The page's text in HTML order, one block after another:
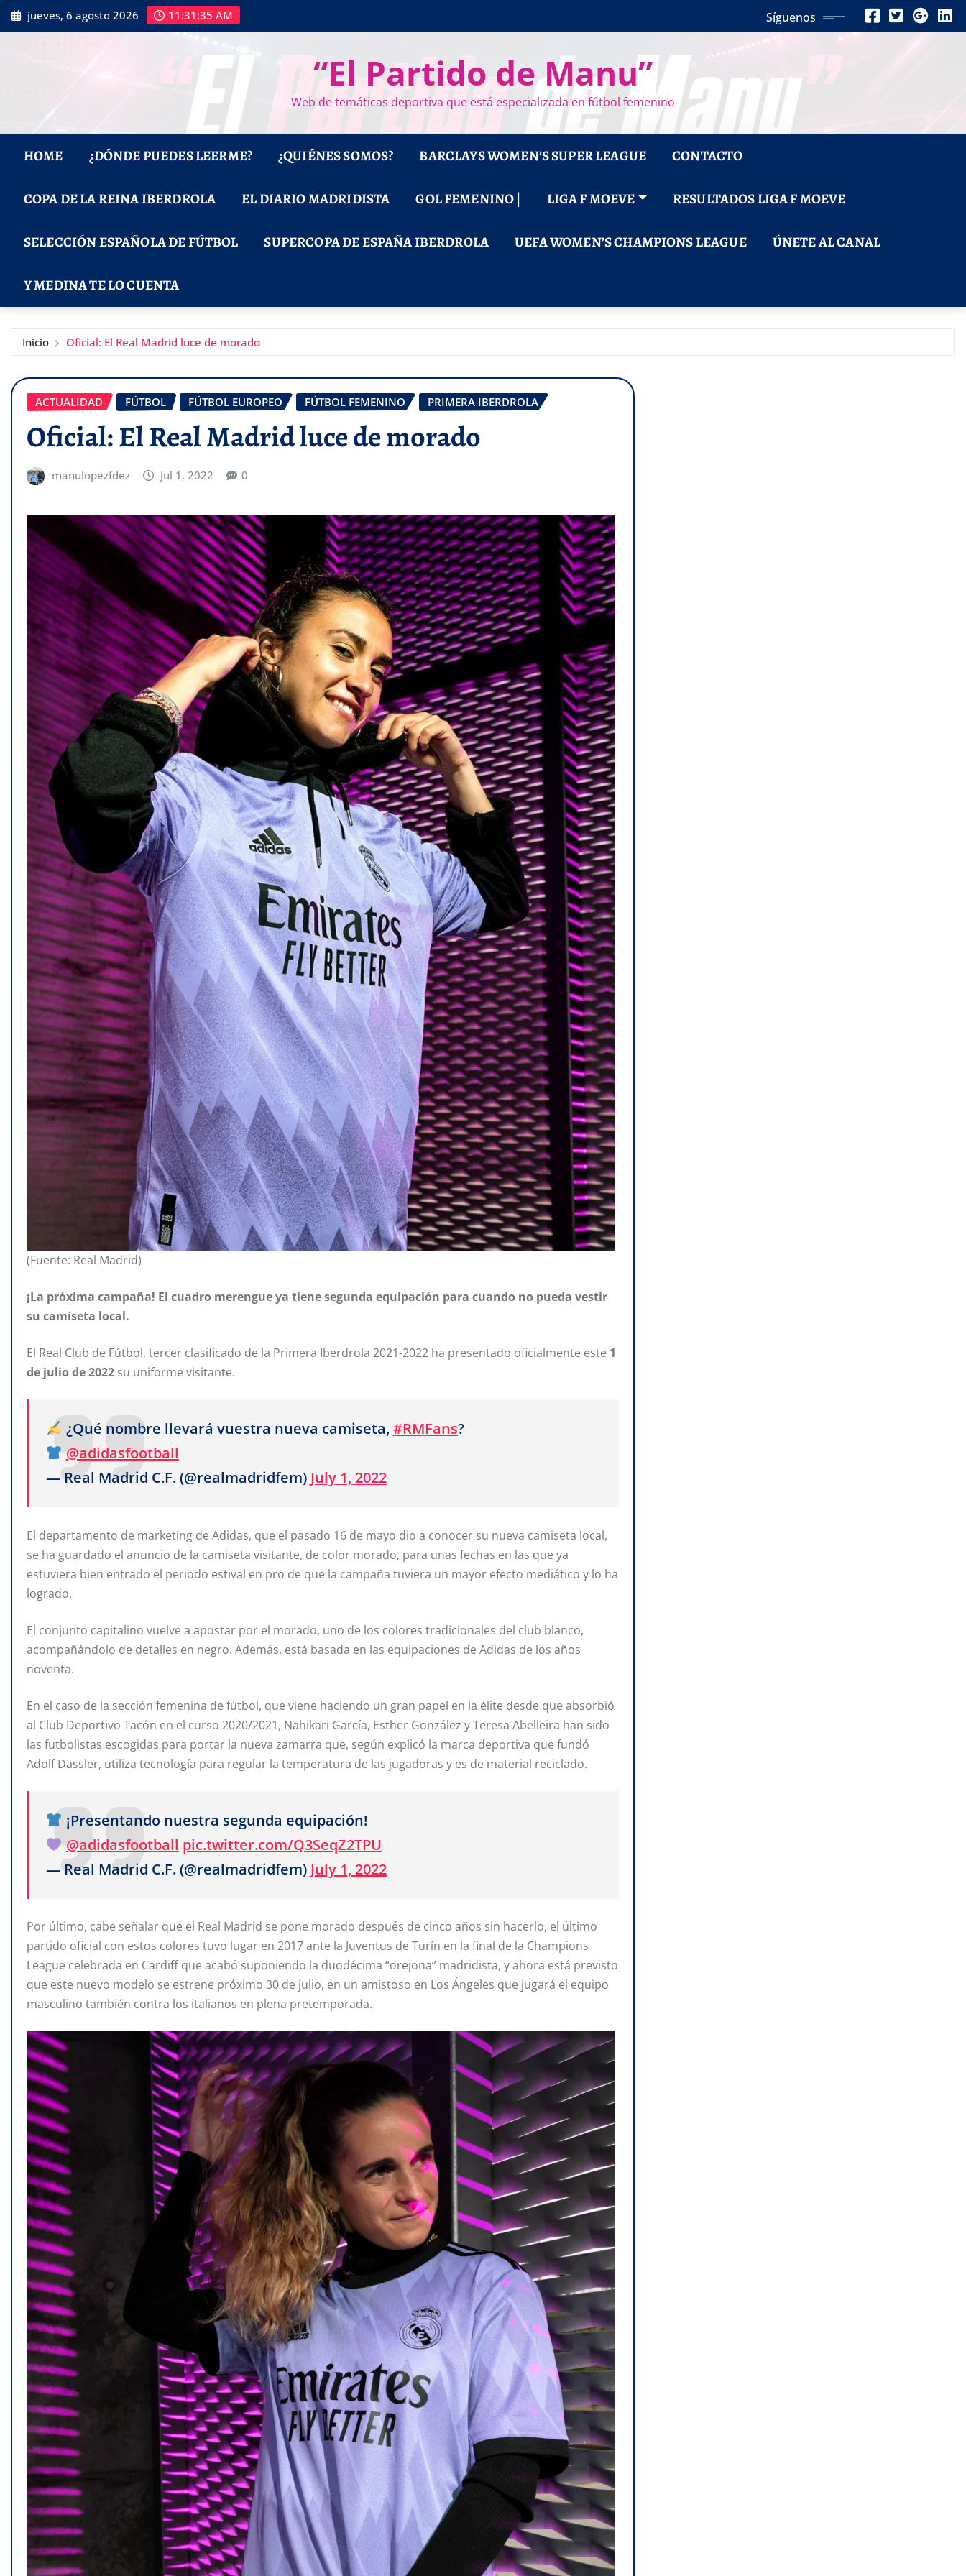
Saltar
al
jueves, 6 agosto 2026 11:31:37 AM Síguenos
“El Partido de Manu”
Web de temáticas deportiva que está especializada en fútbol femenino
HOME ¿DÓNDE PUEDES LEERME? ¿QUIÉNES SOMOS? BARCLAYS WOMEN’S SUPER LEAGUE CONTACTO
COPA DE LA REINA IBERDROLA EL DIARIO MADRIDISTA GOL FEMENINO | LIGA F MOEVE RESULTADOS LIGA F MOEVE
SELECCIÓN ESPAÑOLA DE FÚTBOL SUPERCOPA DE ESPAÑA IBERDROLA UEFA WOMEN’S CHAMPIONS LEAGUE ÚNETE AL CANAL
Y MEDINA TE LO CUENTA
Inicio Oficial: El Real Madrid luce de morado
ACTUALIDAD FÚTBOL FÚTBOL EUROPEO FÚTBOL FEMENINO PRIMERA IBERDROLA
Oficial: El Real Madrid luce de morado
manulopezfdez Jul 1, 2022 0
(Fuente: Real Madrid)
¡La próxima campaña! El cuadro merengue ya tiene segunda equipación para cuando no pueda vestir
su camiseta local.
El Real Club de Fútbol, tercer clasificado de la Primera Iberdrola 2021-2022 ha presentado oficialmente este 1
de julio de2022 su uniforme visitante.
¿Qué nombre llevará vuestra nueva camiseta, #RMFans?
@adidasfootball
— Real Madrid C.F. (@realmadridfem) July 1, 2022
El departamento de marketing de Adidas, que el pasado 16 de mayo dio a conocer su nueva camiseta local,
se ha guardado el anuncio de la camiseta visitante, de color morado, para unas fechas en las que ya
estuviera bien entrado el periodo estival en pro de que la campaña tuviera un mayor efecto mediático y lo ha
logrado.
El conjunto capitalino vuelve a apostar por el morado, uno de los colores tradicionales del club blanco,
acompañándolo de detalles en negro. Además, está basada en las equipaciones de Adidas de los años
noventa.
En el caso de la sección femenina de fútbol, que viene haciendo un gran papel en la élite desde que absorbió
al Club Deportivo Tacón en el curso 2020/2021, Nahikari García, Esther González y Teresa Abelleira han sido
las futbolistas escogidas para portar la nueva zamarra que, según explicó la marca deportiva que fundó
Adolf Dassler, utiliza tecnología para regular la temperatura de las jugadoras y es de material reciclado.
¡Presentando nuestra segunda equipación!
@adidasfootball pic.twitter.com/Q3SeqZ2TPU
— Real Madrid C.F. (@realmadridfem) July 1, 2022
Por último, cabe señalar que el Real Madrid se pone morado después de cinco años sin hacerlo, el último
partido oficial con estos colores tuvo lugar en 2017 ante la Juventus de Turín en la final de la Champions
League celebrada en Cardiff que acabó suponiendo la duodécima “orejona” madridista, y ahora está previsto
que este nuevo modelo se estrene próximo 30 de julio, en un amistoso en Los Ángeles que jugará el equipo
masculino también contra los italianos en plena pretemporada.